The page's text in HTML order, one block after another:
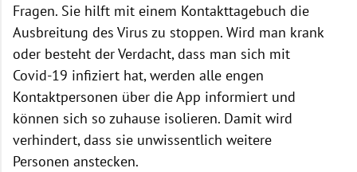
Fragen. Sie hilft mit einem Kontakttagebuch die
Ausbreitung des Virus zu stoppen. Wird man krank
oder besteht der Verdacht, dass man sich mit
Covid-19 infiziert hat, werden alle engen
Kontaktpersonen über die App informiert und
können sich so zuhause isolieren. Damit wird
verhindert, dass sie unwissentlich weitere
Personen anstecken.